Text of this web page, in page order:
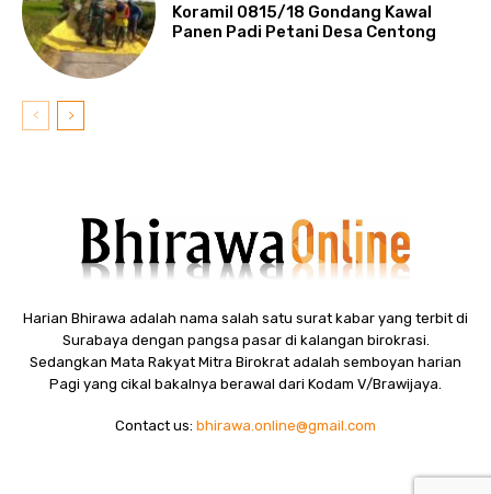
Koramil 0815/18 Gondang Kawal
Panen Padi Petani Desa Centong
Harian Bhirawa adalah nama salah satu surat kabar yang terbit di
Surabaya dengan pangsa pasar di kalangan birokrasi.
Sedangkan Mata Rakyat Mitra Birokrat adalah semboyan harian
Pagi yang cikal bakalnya berawal dari Kodam V/Brawijaya.
Contact us: bhirawa.online@gmail.com